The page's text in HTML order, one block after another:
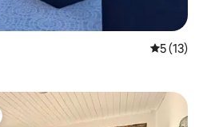
5 (13)